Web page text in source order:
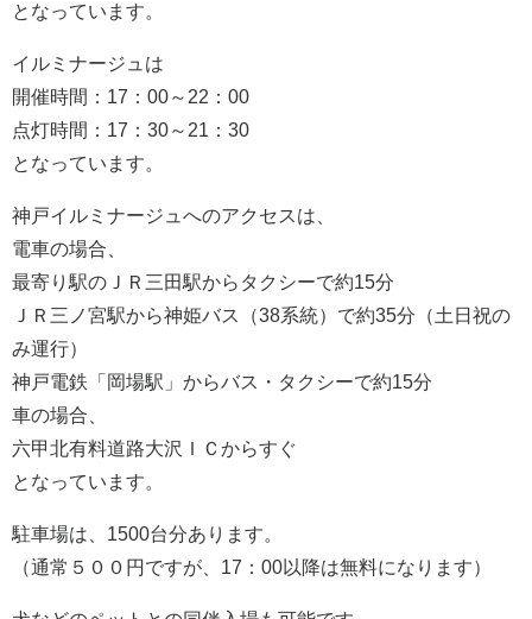
となっています。
イルミナージュは
開催時間：17：00～22：00
点灯時間：17：30～21：30
となっています。
神戸イルミナージュへのアクセスは、
電車の場合、
最寄り駅のＪＲ三田駅からタクシーで約15分
ＪＲ三ノ宮駅から神姫バス（38系統）で約35分（土日祝の
み運行）
神戸電鉄「岡場駅」からバス・タクシーで約15分
車の場合、
六甲北有料道路大沢ＩＣからすぐ
となっています。
駐車場は、1500台分あります。
（通常５００円ですが、17：00以降は無料になります）